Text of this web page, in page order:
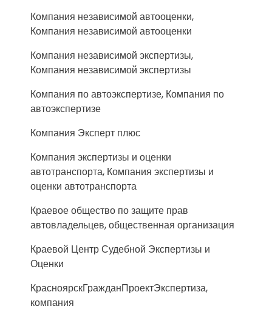
Компания независимой автооценки,
Компания независимой автооценки
Компания независимой экспертизы,
Компания независимой экспертизы
Компания по автоэкспертизе, Компания по
автоэкспертизе
Компания Эксперт плюс
Компания экспертизы и оценки
автотранспорта, Компания экспертизы и
оценки автотранспорта
Краевое общество по защите прав
автовладельцев, общественная организация
Краевой Центр Судебной Экспертизы и
Оценки
КрасноярскГражданПроектЭкспертиза,
компания